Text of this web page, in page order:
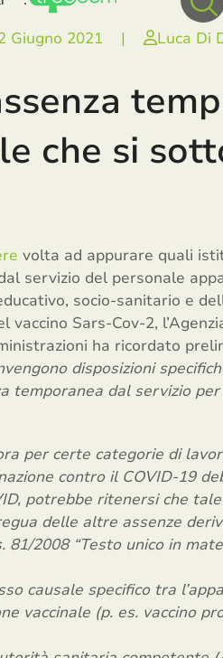
Giugno 2021 | Luca Di
che si
volta ad appurare quali
servizio del personale
socio-sanitario e
Sars-Cov-2,
ha ricordato
disposizioni
temporanea dal servizio
per certe categorie di
contro il COVID-19
potrebbe ritenersi che
delle altre assenze
2008 “Testo unico in
causale specifico tra
vaccinale (p. es. vaccino